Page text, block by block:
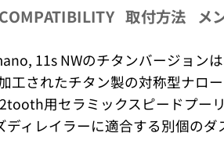
COMPATIBILITY 取付方法 メ
11s NWのチタンバージョン
工されたチタン製の対称型ナロ
用セラミックスピードプー
ディレイラーに適合する別個の